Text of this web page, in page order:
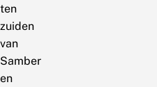
ten
zuiden
van
Samber
en